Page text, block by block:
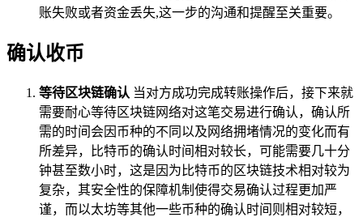
账失败或者资金丢失,这一步的沟通和提醒至关重要。
确认收币
等待区块链确认 当对方成功完成转账操作后，接下来就
需要耐心等待区块链网络对这笔交易进行确认，确认所
需的时间会因币种的不同以及网络拥堵情况的变化而有
所差异，比特币的确认时间相对较长，可能需要几十分
钟甚至数小时，这是因为比特币的区块链技术相对较为
复杂，其安全性的保障机制使得交易确认过程更加严
谨，而以太坊等其他一些币种的确认时间则相对较短，